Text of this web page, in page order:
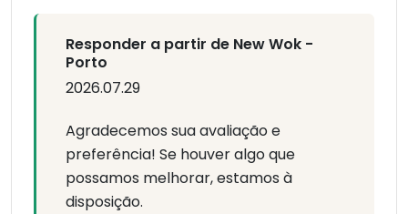
Responder a partir de New Wok -
Porto
2026.07.29
Agradecemos sua avaliação e
preferência! Se houver algo que
possamos melhorar, estamos à
disposição.